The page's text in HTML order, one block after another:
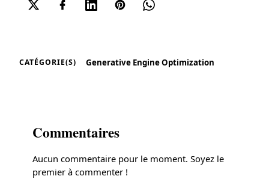
CATÉGORIE(S) Generative Engine Optimization
Commentaires
Aucun commentaire pour le moment. Soyez le
premier à commenter !